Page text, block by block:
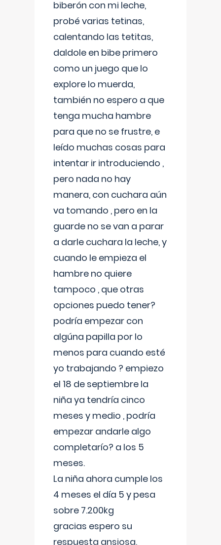
biberón con mi leche,
probé varias tetinas,
calentando las tetitas,
daldole en bibe primero
como un juego que lo
explore lo muerda,
también no espero a que
tenga mucha hambre
para que no se frustre, e
leído muchas cosas para
intentar ir introduciendo ,
pero nada no hay
manera, con cuchara aún
va tomando , pero en la
guarde no se van a parar
a darle cuchara la leche, y
cuando le empieza el
hambre no quiere
tampoco , que otras
opciones puedo tener?
podría empezar con
algúna papilla por lo
menos para cuando esté
yo trabajando ? empiezo
el 18 de septiembre la
niña ya tendría cinco
meses y medio , podría
empezar andarle algo
completarío? a los 5
meses.
La niña ahora cumple los
4 meses el día 5 y pesa
sobre 7.200kg
gracias espero su
respuesta ansiosa.